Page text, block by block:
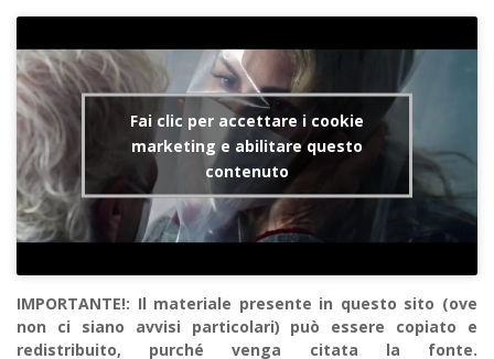
Fai clic per accettare i cookie
marketing e abilitare questo
contenuto
IMPORTANTE!: Il materiale presente in questo sito (ove
non ci siano avvisi particolari) può essere copiato e
redistribuito, purché venga citata la fonte.